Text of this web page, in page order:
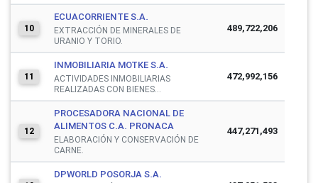
10
ECUACORRIENTE S.A.
EXTRACCIÓN DE MINERALES DE
URANIO Y TORIO.
489,722,206
11
INMOBILIARIA MOTKE S.A.
ACTIVIDADES INMOBILIARIAS
REALIZADAS CON BIENES...
472,992,156
12
PROCESADORA NACIONAL DE
ALIMENTOS C.A. PRONACA
ELABORACIÓN Y CONSERVACIÓN DE
CARNE.
447,271,493
DPWORLD POSORJA S.A.